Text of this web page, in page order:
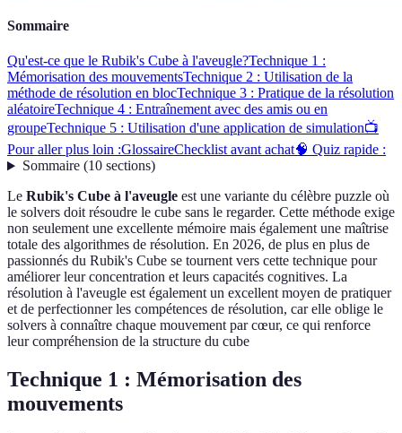
Sommaire
Qu'est-ce que le Rubik's Cube à l'aveugle?Technique 1 :
Mémorisation des mouvementsTechnique 2 : Utilisation de la
méthode de résolution en blocTechnique 3 : Pratique de la résolution
aléatoireTechnique 4 : Entraînement avec des amis ou en
groupeTechnique 5 : Utilisation d'une application de simulation📺
Pour aller plus loin :GlossaireChecklist avant achat🧠 Quiz rapide :
Sommaire(10 sections)
Le Rubik's Cube à l'aveugle est une variante du célèbre puzzle où
le solvers doit résoudre le cube sans le regarder. Cette méthode exige
non seulement une excellente mémoire mais également une maîtrise
totale des algorithmes de résolution. En 2026, de plus en plus de
passionnés du Rubik's Cube se tournent vers cette technique pour
améliorer leur concentration et leurs capacités cognitives. La
résolution à l'aveugle est également un excellent moyen de pratiquer
et de perfectionner les compétences de résolution, car elle oblige le
solvers à connaître chaque mouvement par cœur, ce qui renforce
leur compréhension de la structure du cube
Technique 1 : Mémorisation des
mouvements